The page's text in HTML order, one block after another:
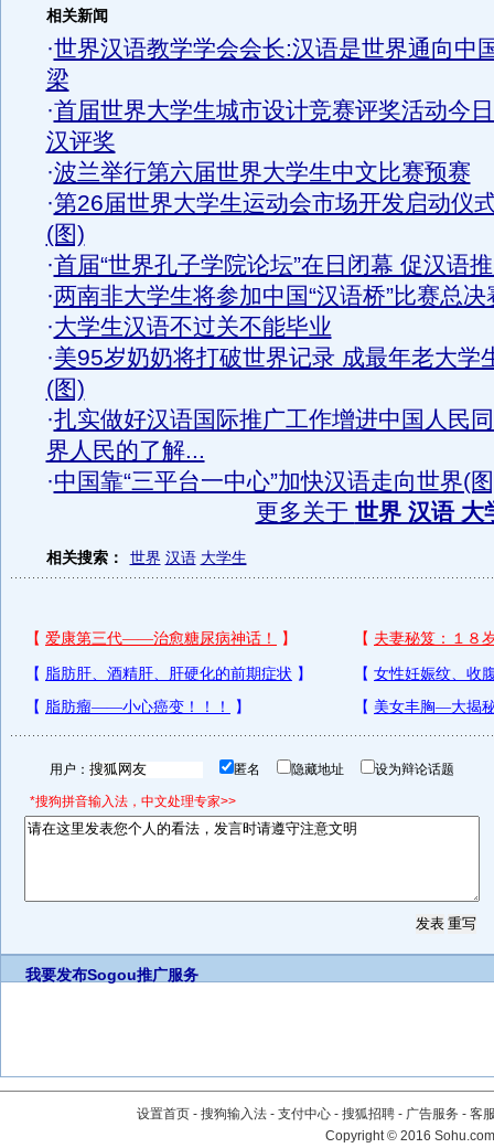
相关新闻
·世界汉语教学学会会长:汉语是世界通向中
梁
·首届世界大学生城市设计竞赛评奖活动今
汉评奖
·波兰举行第六届世界大学生中文比赛预赛
·第26届世界大学生运动会市场开发启动仪
(图)
·首届“世界孔子学院论坛”在日闭幕 促汉语
·两南非大学生将参加中国“汉语桥”比赛总决
·大学生汉语不过关不能毕业
·美95岁奶奶将打破世界记录 成最年老大学
(图)
·扎实做好汉语国际推广工作增进中国人民
界人民的了解...
·中国靠“三平台一中心”加快汉语走向世界(
更多关于 世界 汉语 大
相关搜索： 世界 汉语 大学生
用户： 匿名 隐藏地址 设为辩论话题
*搜狗拼音输入法，中文处理专家>>
我要发布Sogou推广服务
设置首页 - 搜狗输入法 - 支付中心 - 搜狐招聘 - 广告服务 - 客
Copyright©2016